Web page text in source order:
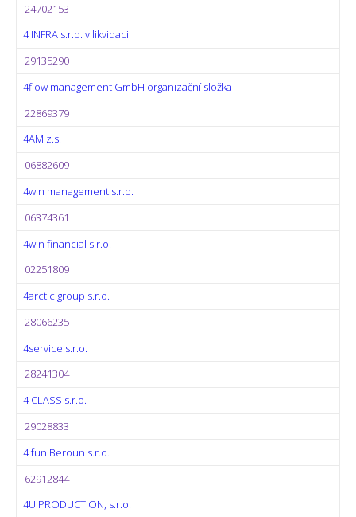
24702153
4 INFRA s.r.o. v likvidaci
29135290
4flow management GmbH organizační složka
22869379
4AM z.s.
06882609
4win management s.r.o.
06374361
4win financial s.r.o.
02251809
4arctic group s.r.o.
28066235
4service s.r.o.
28241304
4 CLASS s.r.o.
29028833
4 fun Beroun s.r.o.
62912844
4U PRODUCTION, s.r.o.